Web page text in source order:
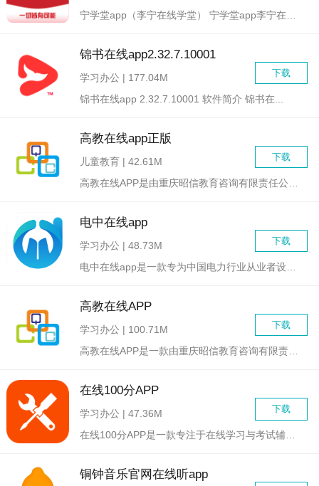
锦书在线app2.32.7.10001
下载
学习办公 | 177.04M
锦书在线app 2.32.7.10001 软件简介 锦书在...
高教在线app正版
下载
儿童教育 | 42.61M
电中在线app
下载
学习办公 | 48.73M
高教在线APP
下载
学习办公 | 100.71M
在线100分APP
下载
学习办公 | 47.36M
铜钟音乐官网在线听app